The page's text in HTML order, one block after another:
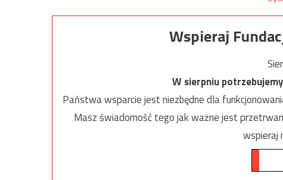
Wspieraj
W sierpniu
Państwa wsparcie jest niezbędne dla
Masz świadomość tego jak ważne jest
wspieraj